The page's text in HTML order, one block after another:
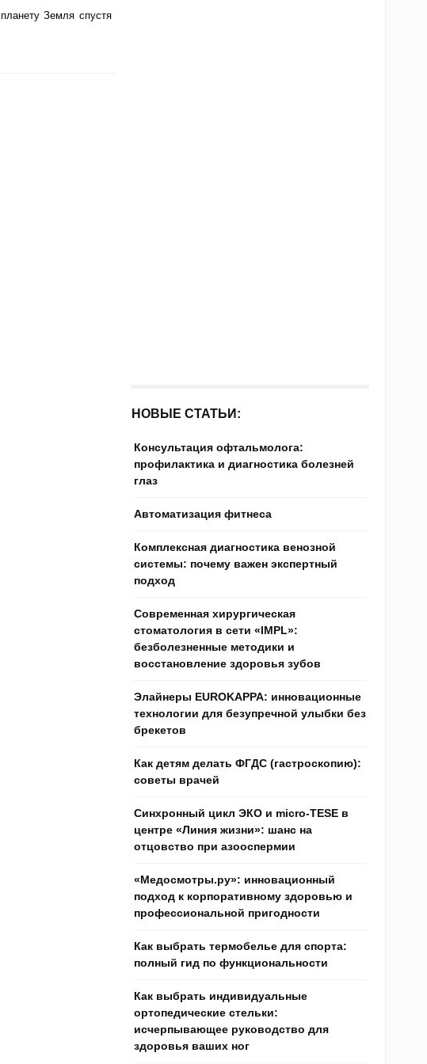
Земля спустя
НОВЫЕ СТАТЬИ:
Консультация офтальмолога:
профилактика и диагностика болезней
глаз
Автоматизация фитнеса
Комплексная диагностика венозной
системы: почему важен экспертный
подход
Современная хирургическая
стоматология в сети «IMPL»:
безболезненные методики и
восстановление здоровья зубов
Элайнеры EUROKAPPA: инновационные
технологии для безупречной улыбки без
брекетов
Как детям делать ФГДС (гастроскопию):
советы врачей
Синхронный цикл ЭКО и micro-TESE в
центре «Линия жизни»: шанс на
отцовство при азооспермии
«Медосмотры.ру»: инновационный
подход к корпоративному здоровью и
профессиональной пригодности
Как выбрать термобелье для спорта:
полный гид по функциональности
Как выбрать индивидуальные
ортопедические стельки:
исчерпывающее руководство для
здоровья ваших ног